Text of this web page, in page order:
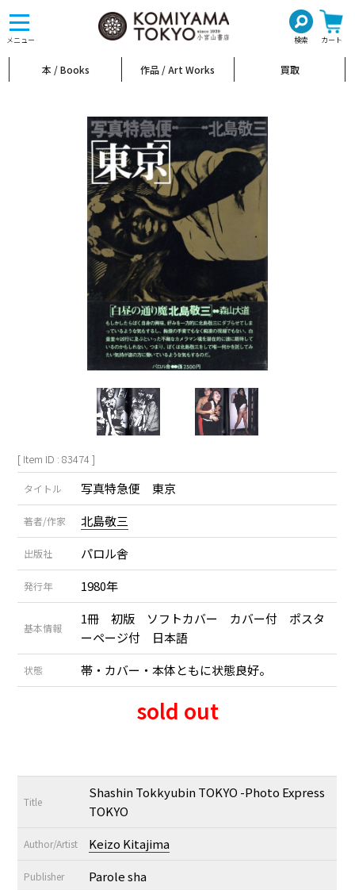
メニュー 検索 カート
toggle
navigation
本 / Books 作品 / Art Works 買取
[ Item ID : 83474 ]
タイトル 写真特急便 東京
著者/作家 北島敬三
出版社 パロル舎
発行年 1980年
基本情報
1冊 初版 ソフトカバー カバー付 ポスタ
ーページ付 日本語
状態 帯・カバー・本体ともに状態良好。
sold out
Title
Shashin Tokkyubin TOKYO -Photo Express
TOKYO
Author/Artist Keizo Kitajima
Publisher Parole sha